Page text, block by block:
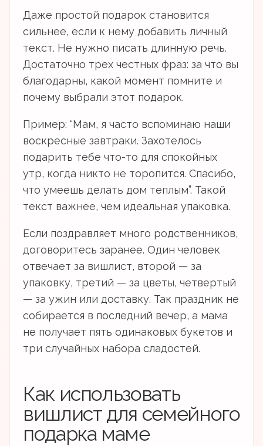
Даже простой подарок становится
сильнее, если к нему добавить личный
текст. Не нужно писать длинную речь.
Достаточно трех честных фраз: за что вы
благодарны, какой момент помните и
почему выбрали этот подарок.
Пример: “Мам, я часто вспоминаю наши
воскресные завтраки. Захотелось
подарить тебе что-то для спокойных
утр, когда никто не торопится. Спасибо,
что умеешь делать дом теплым”. Такой
текст важнее, чем идеальная упаковка.
Если поздравляет много родственников,
договоритесь заранее. Один человек
отвечает за вишлист, второй — за
упаковку, третий — за цветы, четвертый
— за ужин или доставку. Так праздник не
собирается в последний вечер, а мама
не получает пять одинаковых букетов и
три случайных набора сладостей.
Как использовать
вишлист для семейного
подарка маме